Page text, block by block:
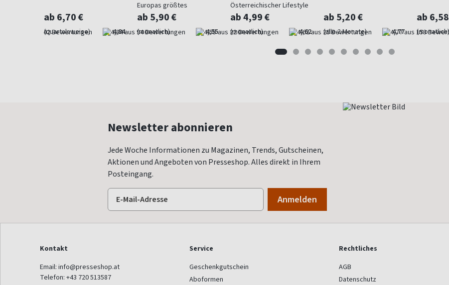
ab 6,70 €
(quartalsweise) 4,84
Europas größtes
Gartenmagazin
ab 5,90 €
(monatlich) 4,55
Österreichischer Lifestyle
ab 4,99 €
(monatlich) 4,62
ab 5,20 €
(alle 2 Monate) 4,77
ab
(monatlich)
Newsletter abonnieren
Jede Woche Informationen zu Magazinen, Trends, Gutscheinen,
Aktionen und Angeboten von Presseshop. Alles direkt in Ihrem
Posteingang.
Kontakt
Email: info@presseshop.at
Telefon: +43 720 513587
Service
Geschenkgutschein
Aboformen
Rechtliches
AGB
Datenschutz